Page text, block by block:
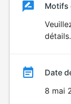
Classement
Motifs
détails.
Date
8 mai